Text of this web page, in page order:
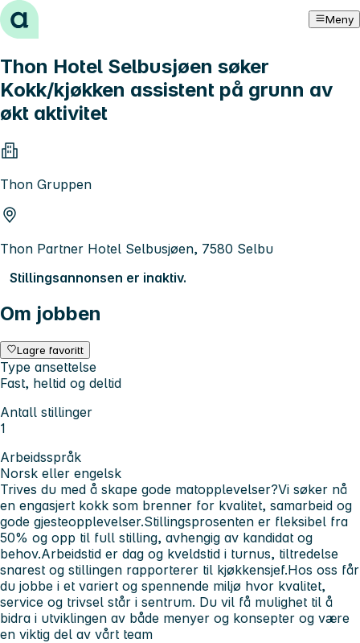
Hopp til innhold Meny
Thon Hotel Selbusjøen søker
Kokk/kjøkken assistent på grunn av
økt aktivitet
Thon Gruppen
Thon Partner Hotel Selbusjøen, 7580 Selbu
Stillingsannonsen er inaktiv.
Om jobben
Lagre favoritt
Type ansettelse
Fast, heltid og deltid
Antall stillinger
1
Arbeidsspråk
Norsk eller engelsk
Trives du med å skape gode matopplevelser?Vi søker nå
en engasjert kokk som brenner for kvalitet, samarbeid og
gode gjesteopplevelser.Stillingsprosenten er fleksibel fra
50% og opp til full stilling, avhengig av kandidat og
behov.Arbeidstid er dag og kveldstid i turnus, tiltredelse
snarest og stillingen rapporterer til kjøkkensjef.Hos oss får
du jobbe i et variert og spennende miljø hvor kvalitet,
service og trivsel står i sentrum. Du vil få mulighet til å
bidra i utviklingen av både menyer og konsepter og være
en viktig del av vårt team